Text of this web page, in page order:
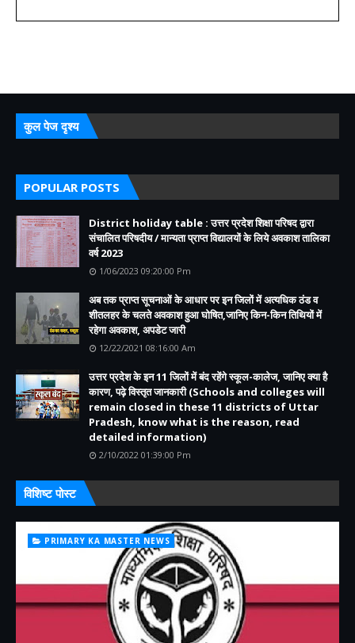
कुल पेज दृश्य
POPULAR POSTS
District holiday table : उत्तर प्रदेश शिक्षा परिषद द्वारा
संचालित परिषदीय / मान्यता प्राप्त विद्यालयों के लिये अवकाश तालिका
वर्ष 2023
1/06/2023 09:20:00 Pm
अब तक प्राप्त सूचनाओं के आधार पर इन जिलों में अत्यधिक ठंड व
शीतलहर के चलते अवकाश हुआ घोषित,जानिए किन-किन तिथियों में
रहेगा अवकाश, अपडेट जारी
12/22/2021 08:16:00 Am
उत्तर प्रदेश के इन 11 जिलों में बंद रहेंगे स्कूल-कालेज, जानिए क्या है
कारण, पढ़े विस्तृत जानकारी (Schools and colleges will
remain closed in these 11 districts of Uttar
Pradesh, know what is the reason, read
detailed information)
2/10/2022 01:39:00 Pm
विशिष्ट पोस्ट
PRIMARY KA MASTER NEWS